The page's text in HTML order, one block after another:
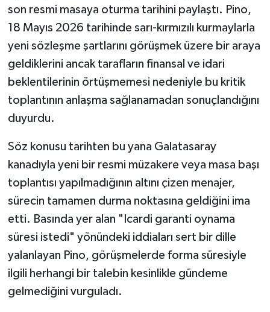
son resmi masaya oturma tarihini paylaştı. Pino,
18 Mayıs 2026 tarihinde sarı-kırmızılı kurmaylarla
yeni sözleşme şartlarını görüşmek üzere bir araya
geldiklerini ancak tarafların finansal ve idari
beklentilerinin örtüşmemesi nedeniyle bu kritik
toplantının anlaşma sağlanamadan sonuçlandığını
duyurdu.
Söz konusu tarihten bu yana Galatasaray
kanadıyla yeni bir resmi müzakere veya masa başı
toplantısı yapılmadığının altını çizen menajer,
sürecin tamamen durma noktasına geldiğini ima
etti. Basında yer alan "Icardi garanti oynama
süresi istedi" yönündeki iddiaları sert bir dille
yalanlayan Pino, görüşmelerde forma süresiyle
ilgili herhangi bir talebin kesinlikle gündeme
gelmediğini vurguladı.
SİYASET
Sındırgı
SPOR
SÜRMANŞET
Susurluk
TARİHTE BUGÜN
TEKNOLOJİ
Trend
TÜRKİYE
VİZYONDAKİLER